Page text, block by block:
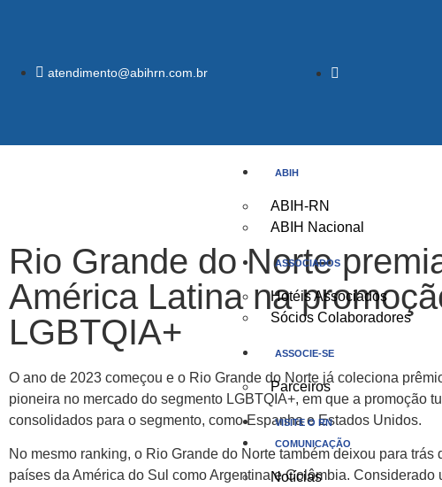
atendimento@abihrn.com.br
ABIH
ABIH-RN
ABIH Nacional
ASSOCIADOS
Hotéis Associados
Sócios Colaboradores
ASSOCIE-SE
Parceiros
VISITE O RN
COMUNICAÇÃO
Notícias
Rio Grande do Norte
América Latina na
LGBTQIA+
O ano de 2023 começou e o Rio Grande do Norte já coleciona
pioneira no mercado do segmento LGBTQIA+, em que a promoção
consolidados para o segmento, como Espanha e Estados Unidos.
No mesmo ranking, o Rio Grande do Norte também deixou para
países da América do Sul como Argentina e Colômbia.